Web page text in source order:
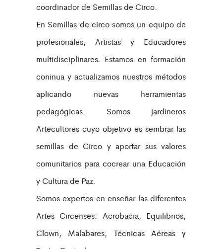
coordinador de Semillas de Circo.
En Semillas de circo somos un equipo de
profesionales, Artistas y Educadores
multidisciplinares. Estamos en formación
coninua y actualizamos nuestros métodos
aplicando nuevas herramientas
pedagógicas. Somos jardineros
Artecultores cuyo objetivo es sembrar las
semillas de Circo y aportar sus valores
comunitarios para cocrear una Educación
y Cultura de Paz.
Somos expertos en enseñar las diferentes
Artes Circenses: Acrobacia, Equilibrios,
Clown, Malabares, Técnicas Aéreas y